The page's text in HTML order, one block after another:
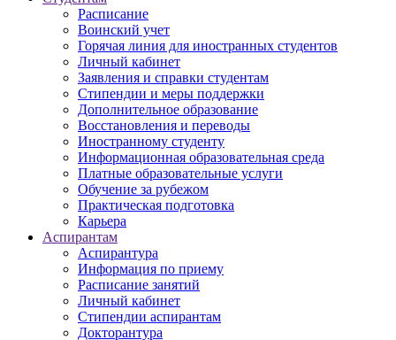
Расписание
Воинский учет
Горячая линия для иностранных студентов
Личный кабинет
Заявления и справки студентам
Стипендии и меры поддержки
Дополнительное образование
Восстановления и переводы
Иностранному студенту
Информационная образовательная среда
Платные образовательные услуги
Обучение за рубежом
Практическая подготовка
Карьера
Аспирантам
Аспирантура
Информация по приему
Расписание занятий
Личный кабинет
Стипендии аспирантам
Докторантура